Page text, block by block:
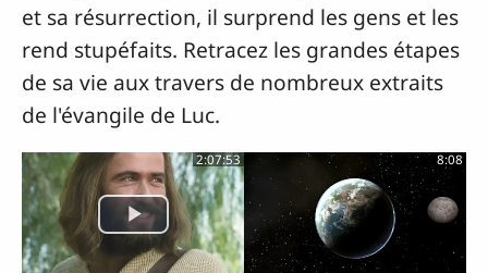
et sa résurrection, il surprend les gens et les
rend stupéfaits. Retracez les grandes étapes
de sa vie aux travers de nombreux extraits
de l'évangile de Luc.
2:07:53 8:08